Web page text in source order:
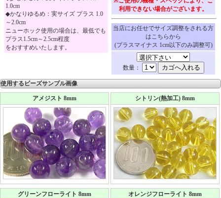
1.0cm
◆かなりゆるめ：実サイズ プラス 1.0
～2.0cm
ニューホック使用の場合は、最低でも
プラス1.5cm～2.5cm程度
をおすすめいたします。
利用できない場合がございます。
当店にお任せでサイズ調整をされる方
はこちらから
(プラスマイナス 1cm以下のみ調整可)
数量：
使用するビーズサンプル画像
アメジスト 8mm シトリン(熱加工) 8mm
グリーンフローライト 8mm オレンジフローライト 8mm